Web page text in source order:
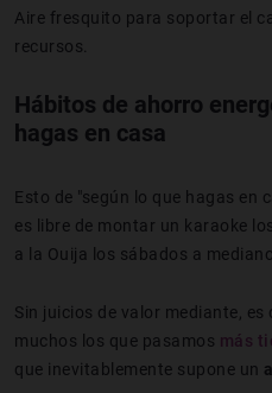
Aire fresquito para soportar el
recursos.
Hábitos de ahorro
hagas en casa
Esto de "según lo que hagas en
es libre de montar un karaoke
a la Ouija los sábados a
Sin juicios de valor mediante,
muchos los que pasamos más
que inevitablemente supone un